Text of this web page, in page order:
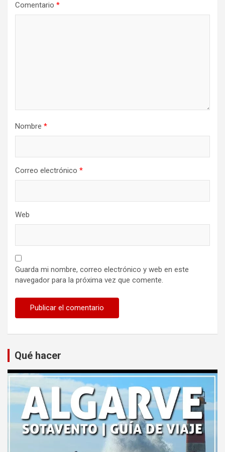
Comentario *
Nombre *
Correo electrónico *
Web
Guarda mi nombre, correo electrónico y web en este
navegador para la próxima vez que comente.
Qué hacer